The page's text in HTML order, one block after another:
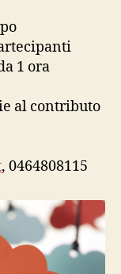
1 ora
al contributo
, 0464808115